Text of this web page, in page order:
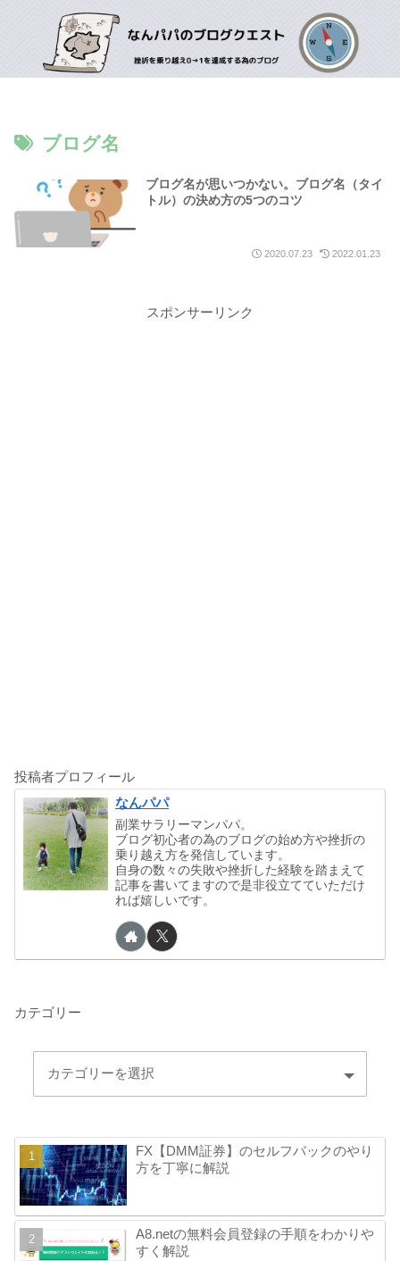
ブログ名
ブログ名が思いつかない。ブログ名（タイ
トル）の決め方の5つのコツ
2020.07.23 2022.01.23
スポンサーリンク
投稿者プロフィール
なんパパ
副業サラリーマンパパ。
ブログ初心者の為のブログの始め方や挫折の
乗り越え方を発信しています。
自身の数々の失敗や挫折した経験を踏まえて
記事を書いてますので是非役立てていただけ
れば嬉しいです。
カテゴリー
FX【DMM証券】のセルフバックのやり
方を丁寧に解説
A8.netの無料会員登録の手順をわかりや
すく解説